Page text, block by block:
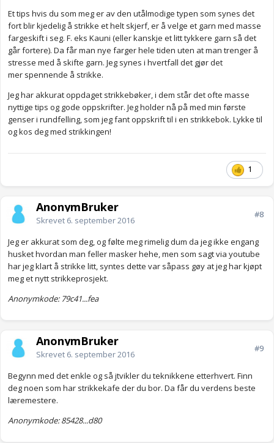
Et tips hvis du som meg er av den utålmodige typen som synes det
fort blir kjedelig å strikke et helt skjerf, er å velge et garn med masse
fargeskift i seg. F. eks Kauni (eller kanskje et litt tykkere garn så det
går fortere). Da får man nye farger hele tiden uten at man trenger å
stresse med å skifte garn. Jeg synes i hvertfall det gjør det
mer spennende å strikke.
Jeg har akkurat oppdaget strikkebøker, i dem står det ofte masse
nyttige tips og gode oppskrifter. Jeg holder nå på med min første
genser i rundfelling, som jeg fant oppskrift til i en strikkebok. Lykke til
og kos deg med strikkingen!
1
AnonymBruker
Skrevet 6. september 2016
#8
Jeg er akkurat som deg, og følte meg rimelig dum da jeg ikke engang
husket hvordan man feller masker hehe, men som sagt via youtube
har jeg klart å strikke litt, syntes dette var såpass gøy at jeg har kjøpt
meg et nytt strikkeprosjekt.
Anonymkode: 79c41...fea
AnonymBruker
Skrevet 6. september 2016
#9
Begynn med det enkle og så jtvikler du teknikkene etterhvert. Finn
deg noen som har strikkekafe der du bor. Da får du verdens beste
læremestere.
Anonymkode: 85428...d80